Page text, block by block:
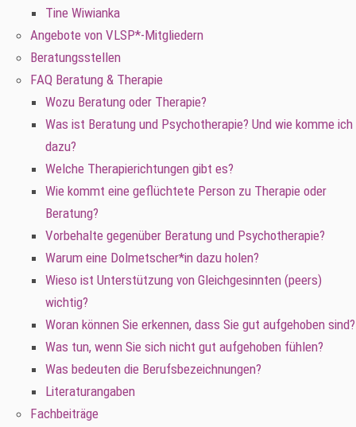
Tine Wiwianka
Angebote von VLSP*-Mitgliedern
Beratungsstellen
FAQ Beratung & Therapie
Wozu Beratung oder Therapie?
Was ist Beratung und Psychotherapie? Und wie komme ich
dazu?
Welche Therapierichtungen gibt es?
Wie kommt eine geflüchtete Person zu Therapie oder
Beratung?
Vorbehalte gegenüber Beratung und Psychotherapie?
Warum eine Dolmetscher*in dazu holen?
Wieso ist Unterstützung von Gleichgesinnten (peers)
wichtig?
Woran können Sie erkennen, dass Sie gut aufgehoben sind?
Was tun, wenn Sie sich nicht gut aufgehoben fühlen?
Was bedeuten die Berufsbezeichnungen?
Literaturangaben
Fachbeiträge